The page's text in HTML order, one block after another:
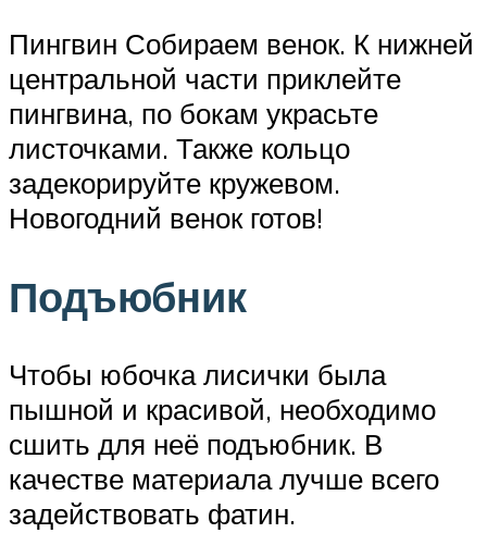
Пингвин Собираем венок. К нижней
центральной части приклейте
пингвина, по бокам украсьте
листочками. Также кольцо
задекорируйте кружевом.
Новогодний венок готов!
Подъюбник
Чтобы юбочка лисички была
пышной и красивой, необходимо
сшить для неё подъюбник. В
качестве материала лучше всего
задействовать фатин.